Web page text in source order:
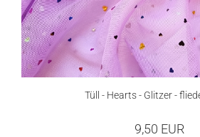
Tüll - Hearts - Glitzer -
9,50 EUR